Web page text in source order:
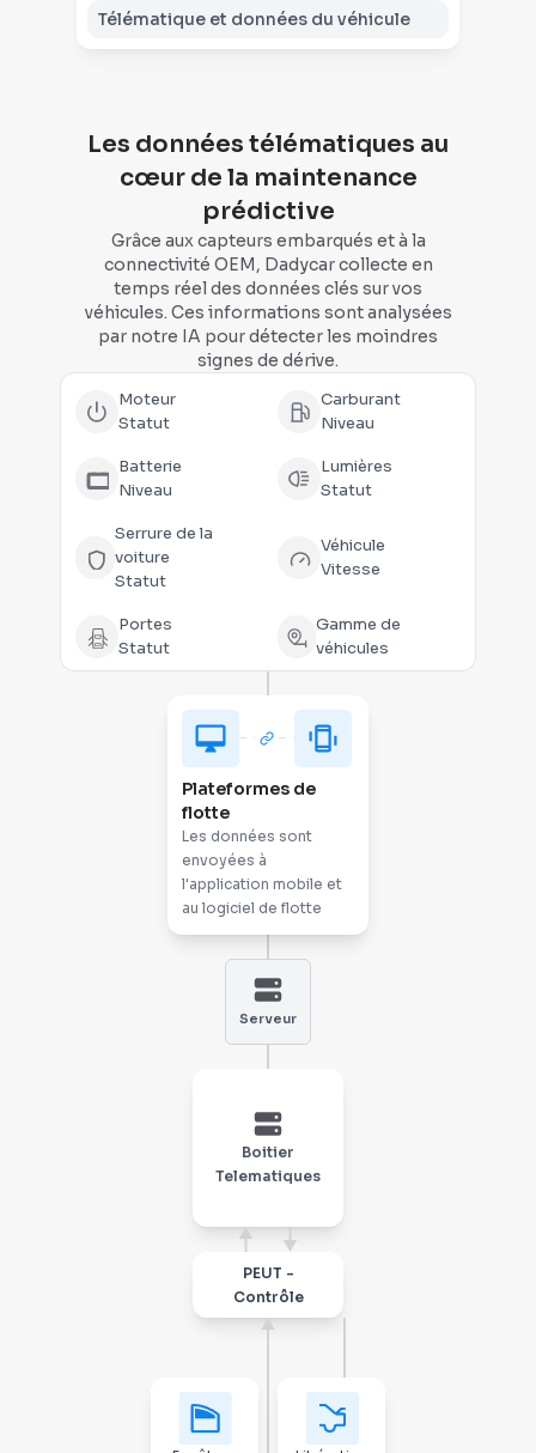
Télématique et données du véhicule
Les données télématiques au
cœur de la maintenance
prédictive
Grâce aux capteurs embarqués et à la
connectivité OEM, Dadycar collecte en
temps réel des données clés sur vos
véhicules. Ces informations sont analysées
par notre IA pour détecter les moindres
signes de dérive.
Moteur
Statut
Carburant
Niveau
Batterie
Niveau
Lumières
Statut
Serrure de la
voiture
Statut
Véhicule
Vitesse
Portes
Statut
Gamme de
véhicules
Plateformes de
flotte
Les données sont
envoyées à
l'application mobile et
au logiciel de flotte
Serveur
Boitier
Telematiques
PEUT -
Contrôle